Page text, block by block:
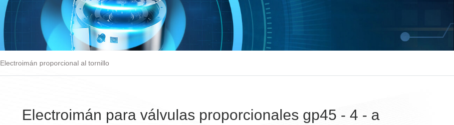
Electroimán proporcional al tornillo
Electroimán para válvulas proporcionales gp45 - 4 - a